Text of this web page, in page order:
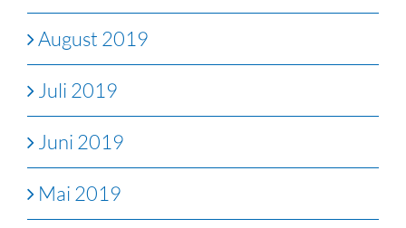
August 2019
Juli 2019
Juni 2019
Mai 2019